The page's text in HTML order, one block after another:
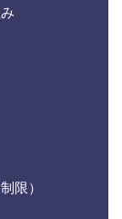
限）